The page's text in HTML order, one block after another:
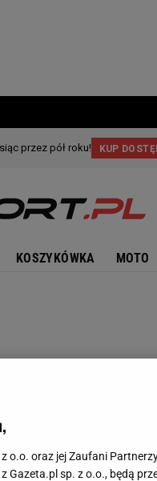
KOSZYKÓWKA MOTO
o.o. oraz jej Zaufani
Gazeta.pl sp. z o.o., będą